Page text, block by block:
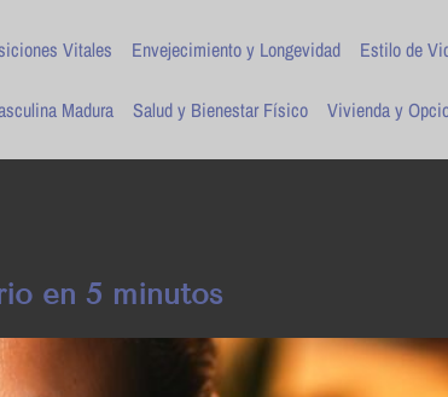
Vitales Envejecimiento y Longevidad Estilo de
Madura Salud y Bienestar Físico Vivienda y
en 5 minutos